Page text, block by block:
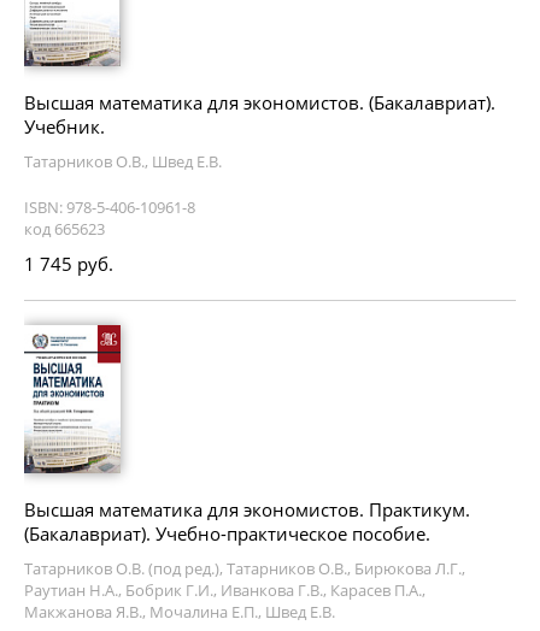
Высшая математика для экономистов. (Бакалавриат).
Учебник.
Татарников О.В., Швед Е.В.
ISBN: 978-5-406-10961-8
код 665623
1 745 руб.
Высшая математика для экономистов. Практикум.
(Бакалавриат). Учебно-практическое пособие.
Татарников О.В. (под ред.), Татарников О.В., Бирюкова Л.Г.,
Раутиан Н.А., Бобрик Г.И., Иванкова Г.В., Карасев П.А.,
Макжанова Я.В., Мочалина Е.П., Швед Е.В.